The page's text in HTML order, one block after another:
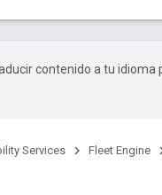
contenido a tu idioma
Services Fleet Engine